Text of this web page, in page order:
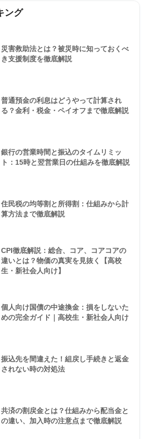
ング
災害救助法とは？被災時に知っておくべ
き支援制度を徹底解説
普通預金の利息はどうやって計算され
る？金利・税金・ペイオフまで徹底解説
銀行の営業時間と振込のタイムリミッ
ト：15時と翌営業日の仕組みを徹底解説
住民税の均等割と所得割：仕組みから計
算方法まで徹底解説
CPI徹底解説：総合、コア、コアコアの
違いとは？物価の真実を見抜く【高校
生・新社会人向け】
個人向け国債の中途換金：損をしないた
めの完全ガイド｜高校生・新社会人向け
振込先を間違えた！組戻し手続きと返金
されない時の対処法
共済の割戻金とは？仕組みから配当金と
の違い、加入時の注意点まで徹底解説